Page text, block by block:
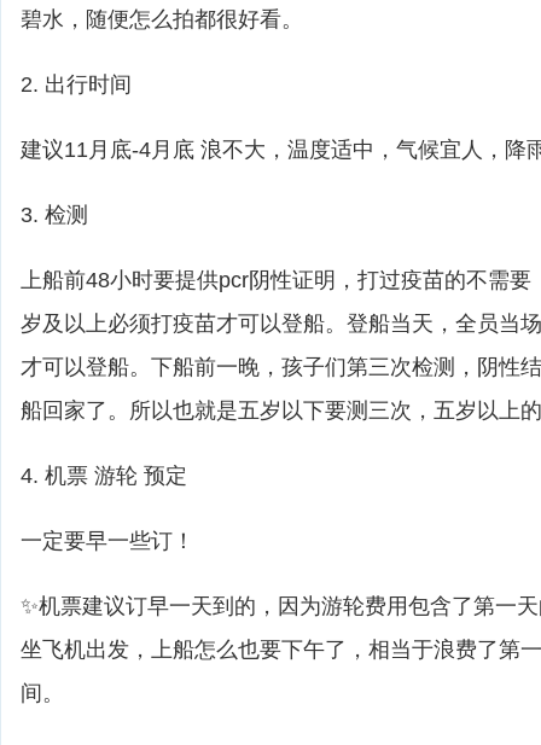
碧水，随便怎么拍都很好看。
2. 出行时间
建议11月底-4月底 浪不大，温度适中，气候宜人，降
3. 检测
上船前48小时要提供pcr阴性证明，打过疫苗的不需要
岁及以上必须打疫苗才可以登船。登船当天，全员当
才可以登船。下船前一晚，孩子们第三次检测，阴性
船回家了。所以也就是五岁以下要测三次，五岁以上
4. 机票 游轮 预定
一定要早一些订！
✨机票建议订早一天到的，因为游轮费用包含了第一
坐飞机出发，上船怎么也要下午了，相当于浪费了第
间。